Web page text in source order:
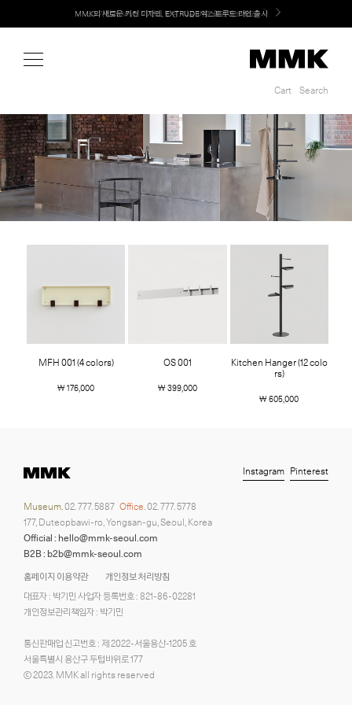
MMK의 새로운 키친 디자인, EXTRUDE 익스트루드 라인 출시
LG 가전과 MMK 키친의 만남. 지금 바로 확인해보세요.
Cart Search
MFH 001 (4 colors)
￦ 176,000
OS 001
￦ 399,000
Kitchen Hanger (12 colo
rs)
￦ 605,000
홈페이지 이용약관
개인정보 처리방침
대표자 : 박기민 사업자 등록번호 : 821-86-02281
개인정보관리책임자 : 박기민
통신판매업 신고번호 : 제 2022-서울용산-1205 호
서울특별시 용산구 두텁바위로 177
ⓒ 2023. MMK all rights reserved
Museum. 02. 777. 5887 Office. 02. 777. 5778
177, Duteopbawi-ro, Yongsan-gu, Seoul, Korea
Official : hello@mmk-seoul.com
B2B : b2b@mmk-seoul.com
Instagram Pinterest